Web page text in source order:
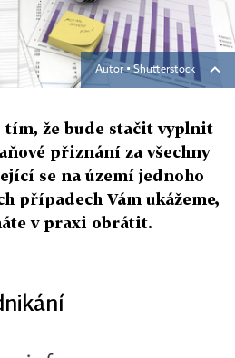
Autor ▪Shutterstock
tím, že bude stačit vyplnit
přiznání za všechny
se na území jednoho
případech Vám ukážeme,
v praxi obrátit.